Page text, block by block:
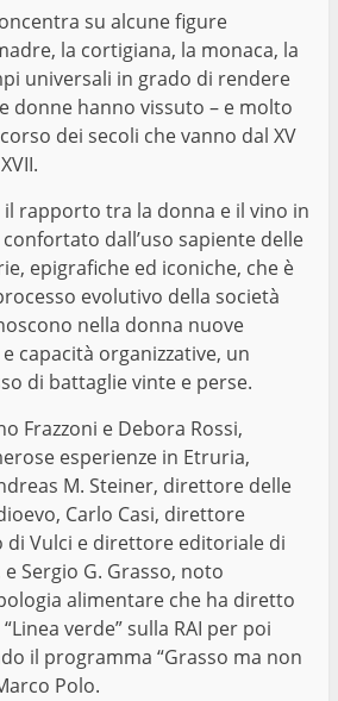
su alcune figure
la cortigiana, la monaca, la
universali in grado di rendere
donne hanno vissuto – e molto
dei secoli che vanno dal XV
rapporto tra la donna e il vino in
dall’uso sapiente delle
epigrafiche ed iconiche, che è
evolutivo della società
nella donna nuove
capacità organizzative, un
di battaglie vinte e perse.
Frazzoni e Debora Rossi,
esperienze in Etruria,
M. Steiner, direttore delle
Carlo Casi, direttore
di Vulci e direttore editoriale di
Sergio G. Grasso, noto
alimentare che ha diretto
verde” sulla RAI per poi
il programma “Grasso ma non
Polo.